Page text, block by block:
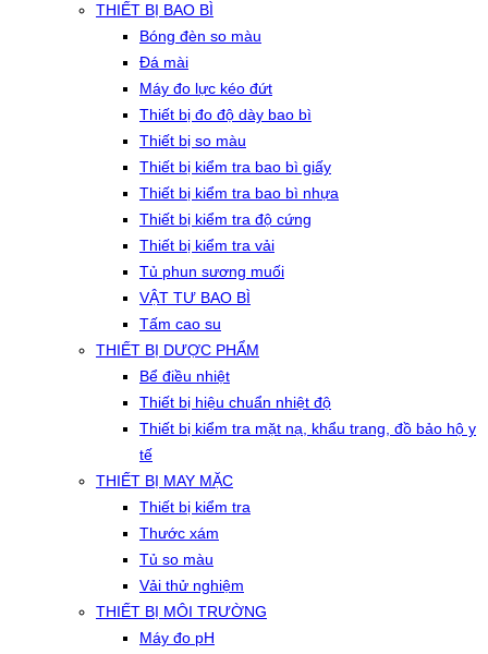
THIẾT BỊ BAO BÌ
Bóng đèn so màu
Đá mài
Máy đo lực kéo đứt
Thiết bị đo độ dày bao bì
Thiết bị so màu
Thiết bị kiểm tra bao bì giấy
Thiết bị kiểm tra bao bì nhựa
Thiết bị kiểm tra độ cứng
Thiết bị kiểm tra vải
Tủ phun sương muối
VẬT TƯ BAO BÌ
Tấm cao su
THIẾT BỊ DƯỢC PHẨM
Bể điều nhiệt
Thiết bị hiệu chuẩn nhiệt độ
Thiết bị kiểm tra mặt nạ, khẩu trang, đồ bảo hộ y
tế
THIẾT BỊ MAY MẶC
Thiết bị kiểm tra
Thước xám
Tủ so màu
Vải thử nghiệm
THIẾT BỊ MÔI TRƯỜNG
Máy đo pH